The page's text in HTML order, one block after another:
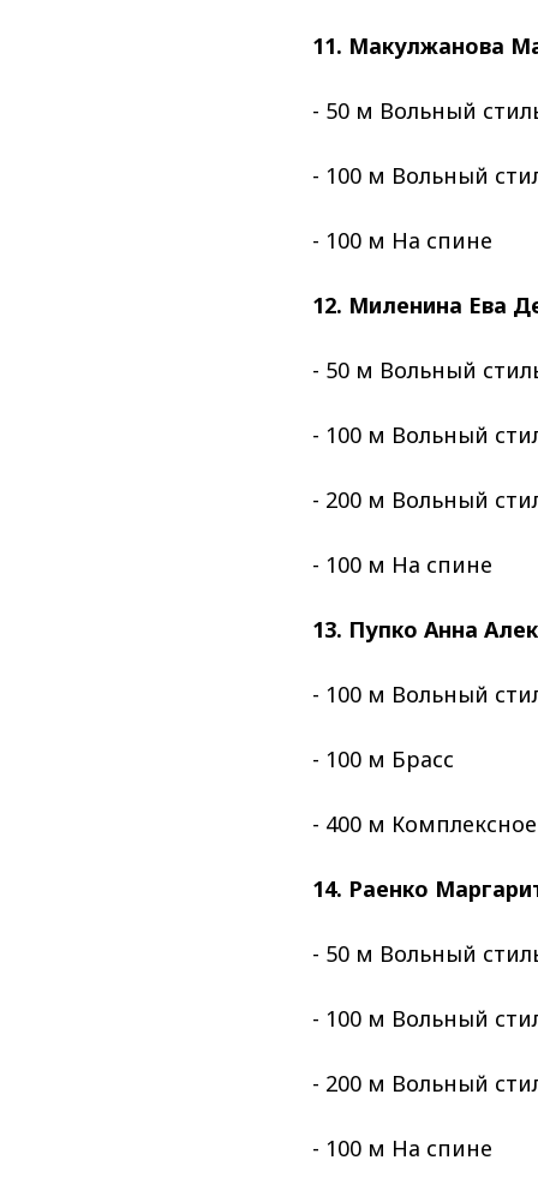
11. Макулжанова
- 50 м Вольный
- 100 м Вольный
- 100 м На спине
12. Миленина Ева
- 50 м Вольный
- 100 м Вольный
- 200 м Вольный
- 100 м На спине
13. Пупко Анна
- 100 м Вольный
- 100 м Брасс
- 400 м
14. Раенко
- 50 м Вольный
- 100 м Вольный
- 200 м Вольный
- 100 м На спине